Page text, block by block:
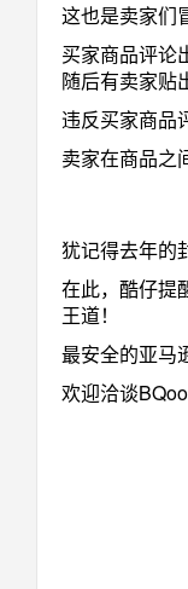
这也是卖家们
买家商品评论
随后有卖家贴
违反买家商品
卖家在商品之
犹记得去年的
在此，酷仔提
王道！
最安全的亚马
欢迎洽谈